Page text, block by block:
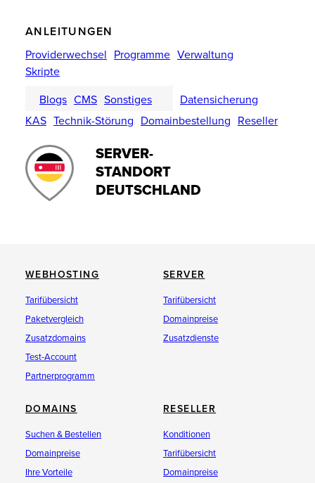
ANLEITUNGEN
Providerwechsel Programme Verwaltung
Skripte
Blogs CMS Sonstiges
Datensicherung
KAS Technik-Störung Domainbestellung Reseller
SERVER-
STANDORT
DEUTSCHLAND
WEBHOSTING
Tarifübersicht
Paketvergleich
Zusatzdomains
Test-Account
Partnerprogramm
SERVER
Tarifübersicht
Domainpreise
Zusatzdienste
DOMAINS
Suchen & Bestellen
Domainpreise
Ihre Vorteile
RESELLER
Konditionen
Tarifübersicht
Domainpreise